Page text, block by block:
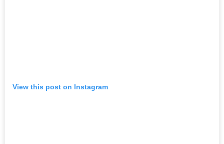
View this post on Instagram